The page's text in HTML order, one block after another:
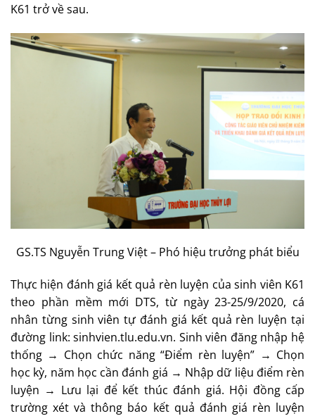
K61 trở về sau.
GS.TS Nguyễn Trung Việt – Phó hiệu trưởng phát biểu
Thực hiện đánh giá kết quả rèn luyện của sinh viên K61
theo phần mềm mới DTS, từ ngày 23-25/9/2020, cá
nhân từng sinh viên tự đánh giá kết quả rèn luyện tại
đường link: sinhvien.tlu.edu.vn. Sinh viên đăng nhập hệ
thống → Chọn chức năng “Điểm rèn luyện” → Chọn
học kỳ, năm học cần đánh giá → Nhập dữ liệu điểm rèn
luyện → Lưu lại để kết thúc đánh giá. Hội đồng cấp
trường xét và thông báo kết quả đánh giá rèn luyện